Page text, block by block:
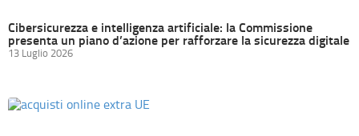
Cibersicurezza e intelligenza artificiale: la Commissione
presenta un piano d’azione per rafforzare la sicurezza digitale
13 Luglio 2026